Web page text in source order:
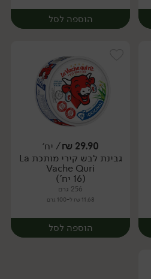
הוספה לסל
יח׳
29.90
₪/ יח׳
גבינת לבש קירי מותכת La
Vache Quri
(16 יח')
256 גרם
11.68 ₪ ל-100 גרם
הוספה לסל